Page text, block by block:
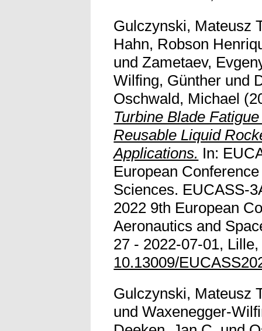
Gulczynski, Mateusz
Hahn, Robson
undZametaev,
Wilfing, Günther und
Oschwald, Michael
Turbine Blade
Reusable Liquid
Applications. In:
European
Sciences. EUCASS-
2022 9th European
Aeronautics and
27 - 2022-07-01,
10.13009/
Gulczynski, Mateusz
undWaxenegger-